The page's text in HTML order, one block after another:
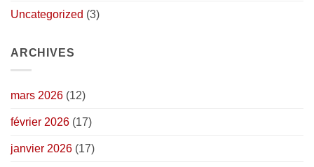
Uncategorized (3)
ARCHIVES
mars 2026 (12)
février 2026 (17)
janvier 2026 (17)